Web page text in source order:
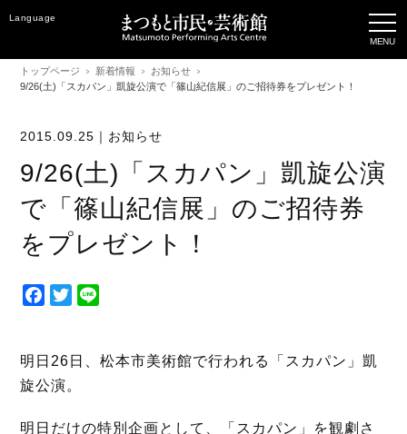
Language
トップページ 新着情報
お知らせ
9/26(土)「スカパン」凱旋公演で「篠山紀信展」のご招待券をプレゼント！
2015.09.25｜ お知らせ
9/26(土)「スカパン」凱旋公演
で「篠山紀信展」のご招待券
をプレゼント！
F
e
b
o
T
t
r
e
明日26日、松本市美術館で行われる「スカパン」凱
旋公演。
明日だけの特別企画として、「スカパン」を観劇さ